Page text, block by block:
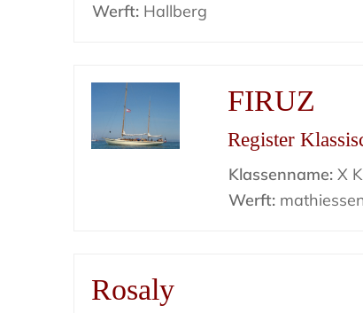
Werft: Hallberg
FIRUZ
Register
Klassenname: X
Werft:
Rosaly